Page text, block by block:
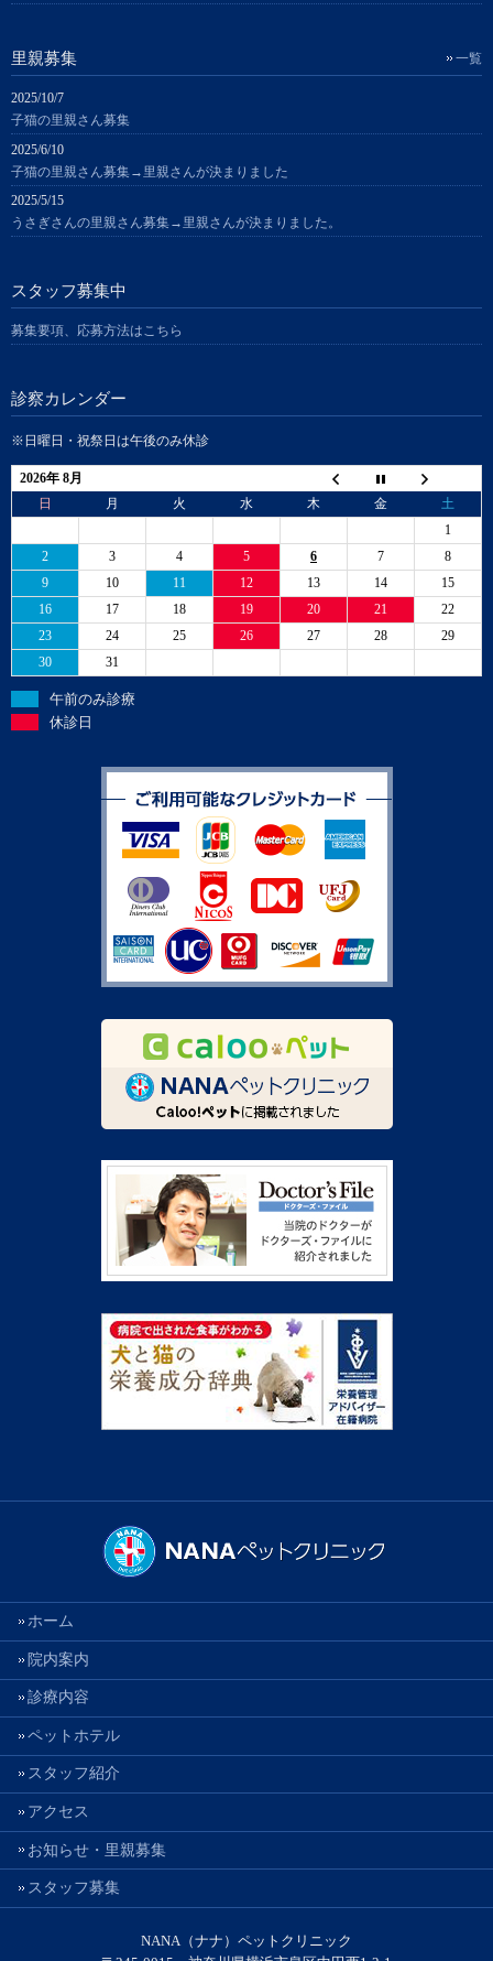
里親募集 一覧
2025/10/7
子猫の里親さん募集
2025/6/10
子猫の里親さん募集→里親さんが決まりました
2025/5/15
うさぎさんの里親さん募集→里親さんが決まりました。
スタッフ募集中
募集要項、応募方法はこちら
診察カレンダー
※日曜日・祝祭日は午後のみ休診
2026年 8月
日
月 火 水 木 金
土
1
2
3 4 5 6 7
8
9
10 11 12 13 14
15
16
17 18 19 20 21
22
23
24 25 26 27 28
29
30
31
午前のみ診療
休診日
ホーム
院内案内
診療内容
ペットホテル
スタッフ紹介
アクセス
お知らせ・里親募集
スタッフ募集
NANA（ナナ）ペットクリニック